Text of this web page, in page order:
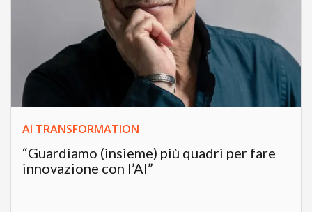
AI TRANSFORMATION
“Guardiamo (insieme) più quadri per fare
innovazione con l’AI”